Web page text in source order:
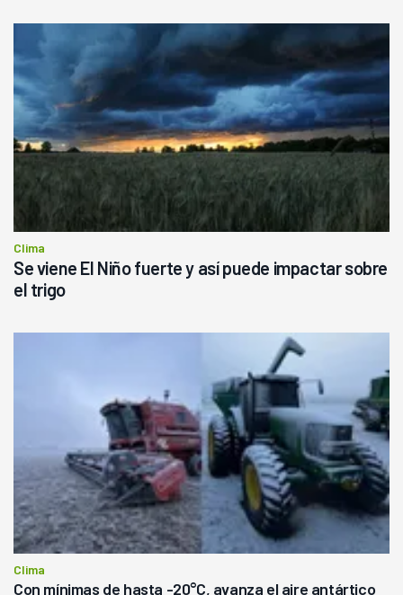
Clima
Se viene El Niño fuerte y así puede impactar sobre
el trigo
Clima
Con mínimas de hasta -20°C, avanza el aire antártico